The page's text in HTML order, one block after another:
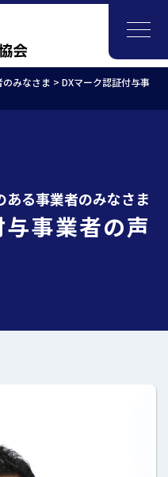
みなさま > DXマーク認証付与事
ある事業者のみなさま
事業者の声